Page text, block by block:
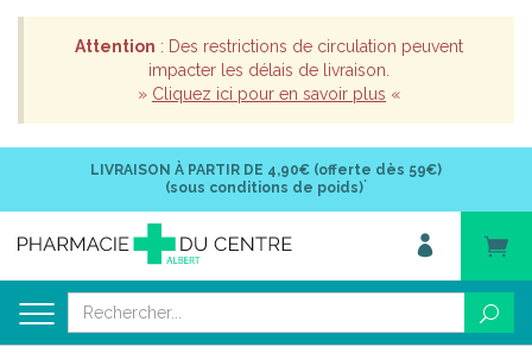
Attention : Des restrictions de circulation peuvent
impacter les délais de livraison.
» Cliquez ici pour en savoir plus «
LIVRAISON À PARTIR DE 4,90€ (offerte dès 59€)
(sous conditions de poids)*